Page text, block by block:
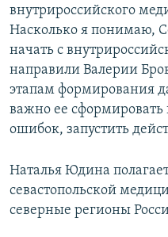
внутрироссийского
Насколько я понимаю,
начать с
направили Валерии
этапам формирования
важно ее сформировать
ошибок, запустить
Наталья Юдина
севастопольской
северные регионы